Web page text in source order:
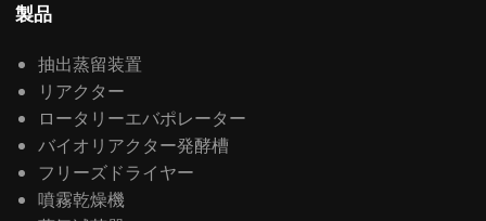
製品
抽出蒸留装置
リアクター
ロータリーエバポレーター
バイオリアクター発酵槽
フリーズドライヤー
噴霧乾燥機